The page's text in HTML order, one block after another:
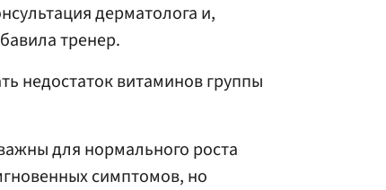
дерматолога и,
тренер.
недостаток витаминов группы
для нормального роста
симптомов, но